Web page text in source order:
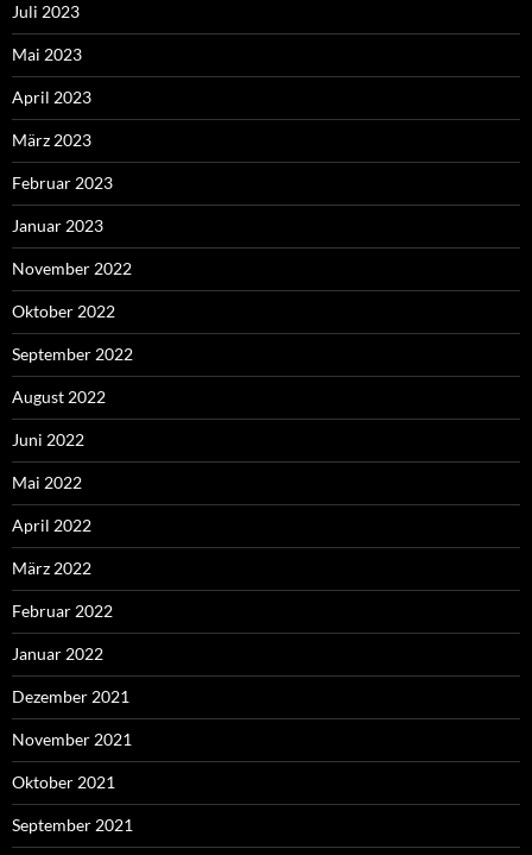
Juli 2023
Mai 2023
April 2023
März 2023
Februar 2023
Januar 2023
November 2022
Oktober 2022
September 2022
August 2022
Juni 2022
Mai 2022
April 2022
März 2022
Februar 2022
Januar 2022
Dezember 2021
November 2021
Oktober 2021
September 2021